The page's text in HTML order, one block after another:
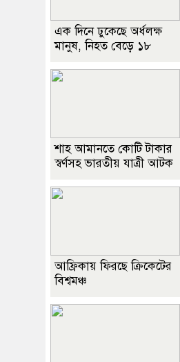
এক দিনে ঢুকেছে অর্ধলক্ষ
মানুষ, নিহত বেড়ে ১৮
শাহ আমানতে কোটি টাকার
স্বর্ণসহ ভারতীয় যাত্রী আটক
আফ্রিকায় ফিরছে ক্রিকেটের
বিশ্বমঞ্চ